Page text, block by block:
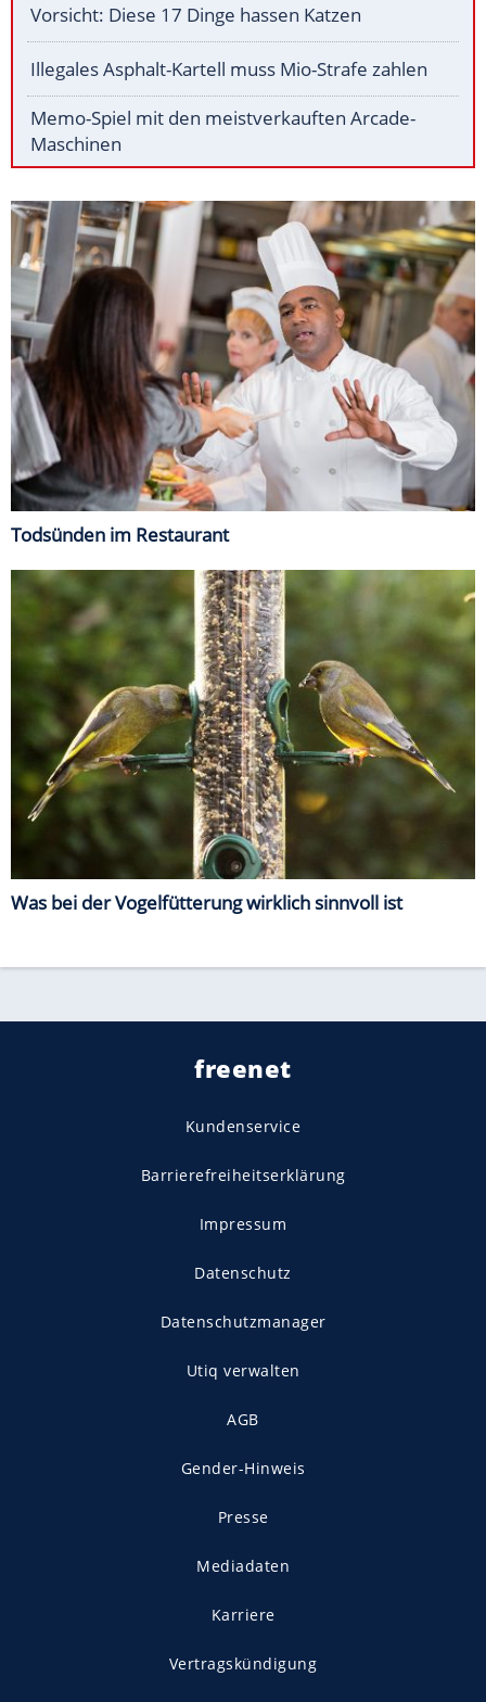
Vorsicht: Diese 17 Dinge hassen Katzen
Illegales Asphalt-Kartell muss Mio-Strafe zahlen
Memo-Spiel mit den meistverkauften Arcade-
Maschinen
Todsünden im Restaurant
Was bei der Vogelfütterung wirklich sinnvoll ist
freenet
Kundenservice
Barrierefreiheitserklärung
Impressum
Datenschutz
Datenschutzmanager
Utiq verwalten
AGB
Gender-Hinweis
Presse
Mediadaten
Karriere
Vertragskündigung